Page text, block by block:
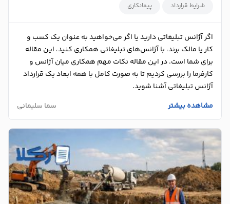
شرایط قرارداد پیمانکاری
اگر آژانس تبلیغاتی دارید یا اگر می‌خواهید به عنوان یک کسب و
کار یا مالک برند، با آژانس‌های تبلیغاتی همکاری کنید، این مقاله
برای شما است. در این مقاله نکات مهم همکاری میان آژانس و
کارفرما را بررسی کردیم تا به صورت کامل با همه ابعاد یک قرارداد
آژانس تبلیغاتی آشنا شوید.
مشاهده بیشتر
سما سلیمانی